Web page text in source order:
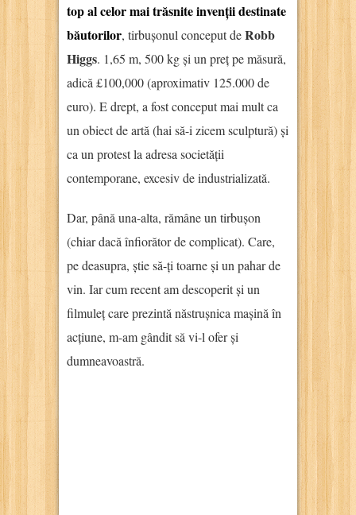
top al celor mai trăsnite invenții destinate
băutorilor, tirbușonul conceput deRobb
Higgs. 1,65 m, 500 kg și un preț pe măsură,
adică £100,000 (aproximativ 125.000 de
euro). E drept, a fost conceput mai mult ca
un obiect de artă (hai să-i zicem sculptură) și
ca un protest la adresa societății
contemporane, excesiv de industrializată.
Dar, până una-alta, rămâne un tirbușon
(chiar dacă înfiorător de complicat). Care,
pe deasupra, știe să-ți toarne și un pahar de
vin. Iar cum recent am descoperit și un
filmuleț care prezintă năstrușnica mașină în
acțiune, m-am gândit să vi-l ofer și
dumneavoastră.